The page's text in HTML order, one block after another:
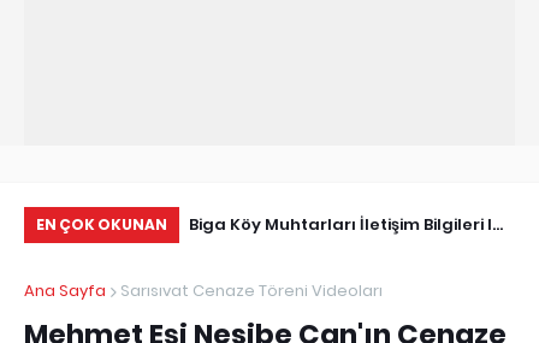
EN ÇOK OKUNAN
Biga Köy Muhtarları İletişim Bilgileri I
Ana Sayfa Sarısıvat Cenaze Töreni Videoları
Mehmet Eşi Nesibe Can'ın Cenaze